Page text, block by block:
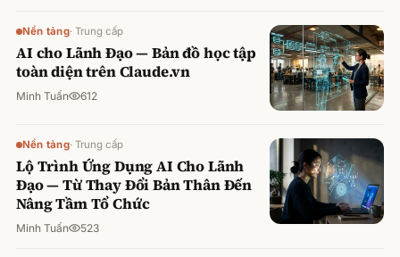
Nền tảng· Trung cấp
AI cho Lãnh Đạo — Bản đồ học tập
toàn diện trên Claude.vn
Minh Tuấn 612
Nền tảng· Trung cấp
Lộ Trình Ứng Dụng AI Cho Lãnh
Đạo — Từ Thay Đổi Bản Thân Đến
Nâng Tầm Tổ Chức
Minh Tuấn 523